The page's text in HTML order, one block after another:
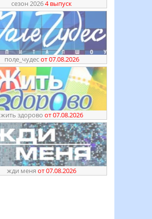
сезон 20264 выпуск
поӆе_чудесот 07.08.2026
жить здорово от 07.08.2026
жди меня от 07.08.2026